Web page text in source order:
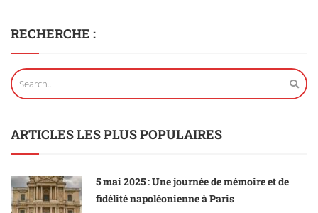
RECHERCHE :
ARTICLES LES PLUS POPULAIRES
5 mai 2025 : Une journée de mémoire et de
fidélité napoléonienne à Paris